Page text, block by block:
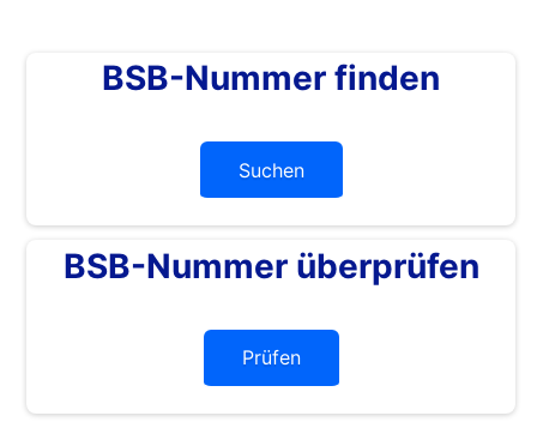
BSB-Nummer finden
Suchen
BSB-Nummer überprüfen
Prüfen